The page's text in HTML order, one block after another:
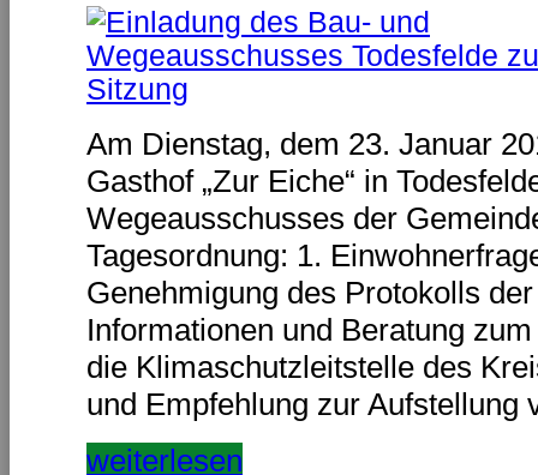
Am Dienstag, dem 23. Januar
Gasthof „Zur Eiche“ in
Wegeausschusses der
Tagesordnung: 1.
Genehmigung des Protokolls
Informationen und Beratung
die Klimaschutzleitstelle des
und Empfehlung zur
weiterlesen